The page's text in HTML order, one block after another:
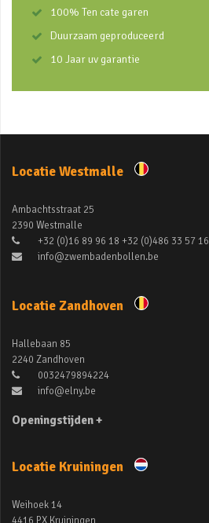
100% Ten cate garen
Duurzaam geproduceerd
10 Jaar uv garantie
Locatie Westmalle
Ambachtsstraat 25
2390 Westmalle
+32 (0)16 89 96 18 +32 (0)486 33 57 16
info@zwembadenbollen.be
Locatie Zandhoven
Hallebaan 85
2240 Zandhoven
0032479894224
info@elny.be
Openingstijden +
Locatie Kruiningen
Weihoek 14